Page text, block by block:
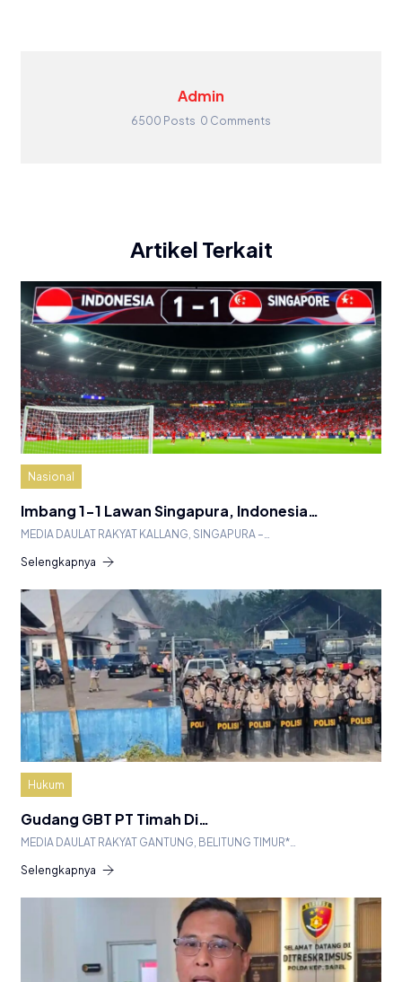
Admin
6500 Posts 0 Comments
Artikel Terkait
Nasional
Imbang 1-1 Lawan Singapura, Indonesia…
MEDIA DAULAT RAKYAT KALLANG, SINGAPURA –…
Selengkapnya
Hukum
Gudang GBT PT Timah Di…
MEDIA DAULAT RAKYAT GANTUNG, BELITUNG TIMUR*…
Selengkapnya